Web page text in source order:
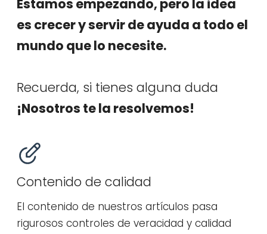
Estamos empezando, pero la idea
es crecer y servir de ayuda a todo el
mundo que lo necesite.
Recuerda, si tienes alguna duda
¡Nosotros te la resolvemos!
Contenido de calidad
El contenido de nuestros artículos pasa
rigurosos controles de veracidad y calidad